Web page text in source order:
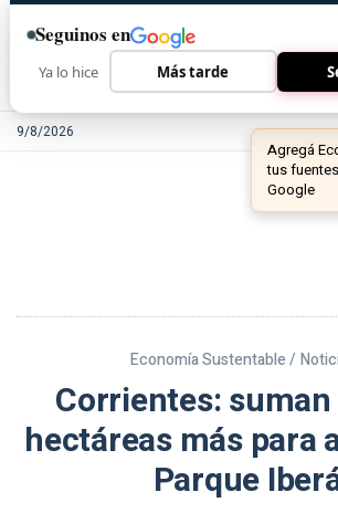
9/8/2026
Economía Sustentable /
Corrientes:
hectáreas más para
Parque
Seguinos en
Ya lo hice Más tarde